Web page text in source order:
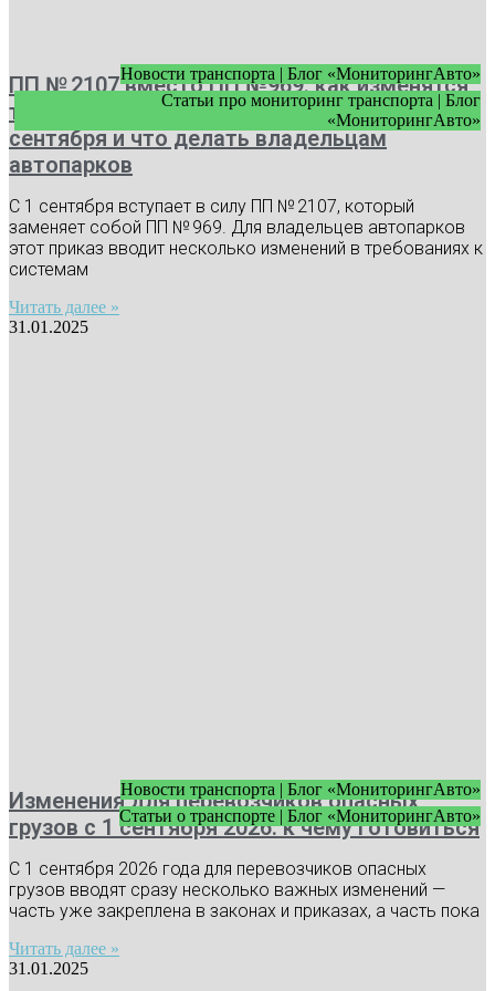
Новости транспорта | Блог «МониторингАвто»
Статьи про мониторинг транспорта | Блог
«МониторингАвто»
ПП № 2107 вместо ПП №969: как изменятся
требования к видеонаблюдению с 1
сентября и что делать владельцам
автопарков
С 1 сентября вступает в силу ПП № 2107, который
заменяет собой ПП № 969. Для владельцев автопарков
этот приказ вводит несколько изменений в требованиях к
системам
Читать далее »
31.01.2025
Новости транспорта | Блог «МониторингАвто»
Статьи о транспорте | Блог «МониторингАвто»
Изменения для перевозчиков опасных
грузов с 1 сентября 2026: к чему готовиться
С 1 сентября 2026 года для перевозчиков опасных
грузов вводят сразу несколько важных изменений —
часть уже закреплена в законах и приказах, а часть пока
Читать далее »
31.01.2025